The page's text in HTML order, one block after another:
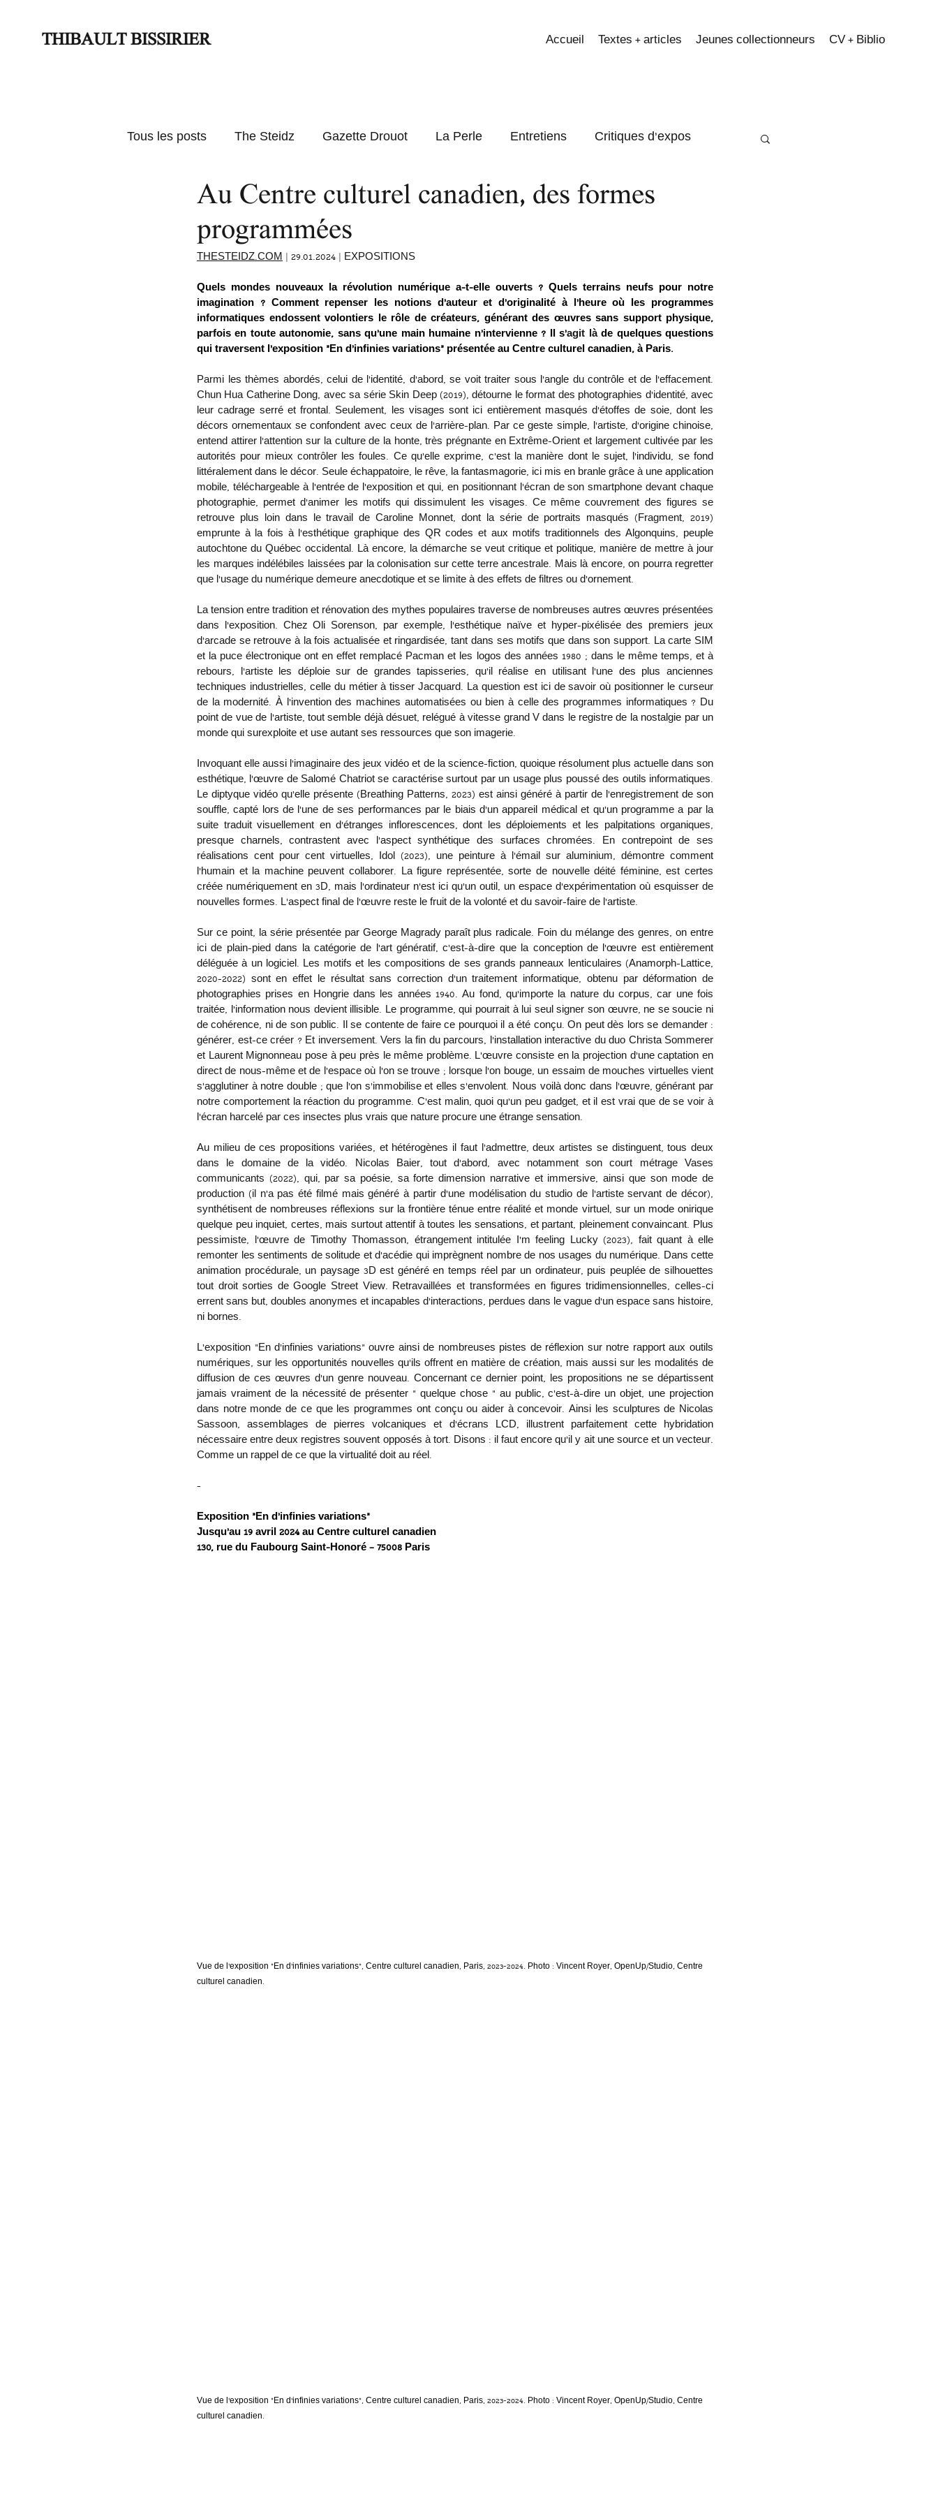
THIBAULT BISSIRIER Accueil Textes + articles Jeunes collectionneurs CV + Biblio
Tous les posts The Steidz Gazette Drouot La Perle Entretiens Critiques d'expos
Textes d'expos Focus
Au Centre culturel canadien, des formes
programmées
THESTEIDZ.COM | 29.01.2024 | EXPOSITIONS
Quels mondes nouveaux la révolution numérique a-t-elle ouverts ? Quels terrains neufs pour notre
imagination ? Comment repenser les notions d’auteur et d’originalité à l’heure où les programmes
informatiques endossent volontiers le rôle de créateurs, générant des œuvres sans support physique,
parfois en toute autonomie, sans qu’une main humaine n’intervienne ? Il s’agit là de quelques questions
qui traversent l’exposition “En d’infinies variations” présentée au Centre culturel canadien, à Paris.
Parmi les thèmes abordés, celui de l’identité, d’abord, se voit traiter sous l’angle du contrôle et de l’effacement.
Chun Hua Catherine Dong, avec sa série Skin Deep (2019), détourne le format des photographies d’identité, avec
leur cadrage serré et frontal. Seulement, les visages sont ici entièrement masqués d’étoffes de soie, dont les
décors ornementaux se confondent avec ceux de l’arrière-plan. Par ce geste simple, l’artiste, d’origine chinoise,
entend attirer l’attention sur la culture de la honte, très prégnante en Extrême-Orient et largement cultivée par les
autorités pour mieux contrôler les foules. Ce qu’elle exprime, c’est la manière dont le sujet, l’individu, se fond
littéralement dans le décor. Seule échappatoire, le rêve, la fantasmagorie, ici mis en branle grâce à une application
mobile, téléchargeable à l’entrée de l’exposition et qui, en positionnant l’écran de son smartphone devant chaque
photographie, permet d’animer les motifs qui dissimulent les visages. Ce même couvrement des figures se
retrouve plus loin dans le travail de Caroline Monnet, dont la série de portraits masqués (Fragment, 2019)
emprunte à la fois à l’esthétique graphique des QR codes et aux motifs traditionnels des Algonquins, peuple
autochtone du Québec occidental. Là encore, la démarche se veut critique et politique, manière de mettre à jour
les marques indélébiles laissées par la colonisation sur cette terre ancestrale. Mais là encore, on pourra regretter
que l’usage du numérique demeure anecdotique et se limite à des effets de filtres ou d’ornement.
La tension entre tradition et rénovation des mythes populaires traverse de nombreuses autres œuvres présentées
dans l’exposition. Chez Oli Sorenson, par exemple, l’esthétique naïve et hyper-pixélisée des premiers jeux
d’arcade se retrouve à la fois actualisée et ringardisée, tant dans ses motifs que dans son support. La carte SIM
et la puce électronique ont en effet remplacé Pacman et les logos des années 1980 ; dans le même temps, et à
rebours, l’artiste les déploie sur de grandes tapisseries, qu’il réalise en utilisant l’une des plus anciennes
techniques industrielles, celle du métier à tisser Jacquard. La question est ici de savoir où positionner le curseur
de la modernité. À l’invention des machines automatisées ou bien à celle des programmes informatiques ? Du
point de vue de l’artiste, tout semble déjà désuet, relégué à vitesse grand V dans le registre de la nostalgie par un
monde qui surexploite et use autant ses ressources que son imagerie.
Invoquant elle aussi l’imaginaire des jeux vidéo et de la science-fiction, quoique résolument plus actuelle dans son
esthétique, l’œuvre de Salomé Chatriot se caractérise surtout par un usage plus poussé des outils informatiques.
Le diptyque vidéo qu’elle présente (Breathing Patterns, 2023) est ainsi généré à partir de l’enregistrement de son
souffle, capté lors de l’une de ses performances par le biais d’un appareil médical et qu’un programme a par la
suite traduit visuellement en d’étranges inflorescences, dont les déploiements et les palpitations organiques,
presque charnels, contrastent avec l’aspect synthétique des surfaces chromées. En contrepoint de ses
réalisations cent pour cent virtuelles, Idol (2023), une peinture à l’émail sur aluminium, démontre comment
l’humain et la machine peuvent collaborer. La figure représentée, sorte de nouvelle déité féminine, est certes
créée numériquement en 3D, mais l’ordinateur n’est ici qu’un outil, un espace d’expérimentation où esquisser de
nouvelles formes. L’aspect final de l’œuvre reste le fruit de la volonté et du savoir-faire de l’artiste.
Sur ce point, la série présentée par George Magrady paraît plus radicale. Foin du mélange des genres, on entre
ici de plain-pied dans la catégorie de l’art génératif, c’est-à-dire que la conception de l’œuvre est entièrement
déléguée à un logiciel. Les motifs et les compositions de ses grands panneaux lenticulaires (Anamorph-Lattice,
2020-2022) sont en effet le résultat sans correction d’un traitement informatique, obtenu par déformation de
photographies prises en Hongrie dans les années 1940. Au fond, qu’importe la nature du corpus, car une fois
traitée, l’information nous devient illisible. Le programme, qui pourrait à lui seul signer son œuvre, ne se soucie ni
de cohérence, ni de son public. Il se contente de faire ce pourquoi il a été conçu. On peut dès lors se demander :
générer, est-ce créer ? Et inversement. Vers la fin du parcours, l’installation interactive du duo Christa Sommerer
et Laurent Mignonneau pose à peu près le même problème. L’œuvre consiste en la projection d’une captation en
direct de nous-même et de l’espace où l’on se trouve ; lorsque l’on bouge, un essaim de mouches virtuelles vient
s’agglutiner à notre double ; que l’on s‘immobilise et elles s’envolent. Nous voilà donc dans l’œuvre, générant par
notre comportement la réaction du programme. C’est malin, quoi qu’un peu gadget, et il est vrai que de se voir à
l’écran harcelé par ces insectes plus vrais que nature procure une étrange sensation.
Au milieu de ces propositions variées, et hétérogènes il faut l’admettre, deux artistes se distinguent, tous deux
dans le domaine de la vidéo. Nicolas Baier, tout d’abord, avec notamment son court métrage Vases
communicants (2022), qui, par sa poésie, sa forte dimension narrative et immersive, ainsi que son mode de
production (il n’a pas été filmé mais généré à partir d’une modélisation du studio de l’artiste servant de décor),
synthétisent de nombreuses réflexions sur la frontière ténue entre réalité et monde virtuel, sur un mode onirique
quelque peu inquiet, certes, mais surtout attentif à toutes les sensations, et partant, pleinement convaincant. Plus
pessimiste, l’œuvre de Timothy Thomasson, étrangement intitulée I’m feeling Lucky (2023), fait quant à elle
remonter les sentiments de solitude et d’acédie qui imprègnent nombre de nos usages du numérique. Dans cette
animation procédurale, un paysage 3D est généré en temps réel par un ordinateur, puis peuplée de silhouettes
tout droit sorties de Google Street View. Retravaillées et transformées en figures tridimensionnelles, celles-ci
errent sans but, doubles anonymes et incapables d’interactions, perdues dans le vague d’un espace sans histoire,
ni bornes.
L’exposition “En d’infinies variations” ouvre ainsi de nombreuses pistes de réflexion sur notre rapport aux outils
numériques, sur les opportunités nouvelles qu’ils offrent en matière de création, mais aussi sur les modalités de
diffusion de ces œuvres d’un genre nouveau. Concernant ce dernier point, les propositions ne se départissent
jamais vraiment de la nécessité de présenter « quelque chose » au public, c’est-à-dire un objet, une projection
dans notre monde de ce que les programmes ont conçu ou aider à concevoir. Ainsi les sculptures de Nicolas
Sassoon, assemblages de pierres volcaniques et d’écrans LCD, illustrent parfaitement cette hybridation
nécessaire entre deux registres souvent opposés à tort. Disons : il faut encore qu’il y ait une source et un vecteur.
Comme un rappel de ce que la virtualité doit au réel.
-
Exposition “En d’infinies variations”
Jusqu’au 19 avril 2024 au Centre culturel canadien
130, rue du Faubourg Saint-Honoré – 75008 Paris
Vue de l’exposition “En d’infinies variations”, Centre culturel canadien, Paris, 2023-2024. Photo : Vincent Royer, OpenUp/Studio, Centre
culturel canadien.
Vue de l’exposition “En d’infinies variations”, Centre culturel canadien, Paris, 2023-2024. Photo : Vincent Royer, OpenUp/Studio, Centre
culturel canadien.